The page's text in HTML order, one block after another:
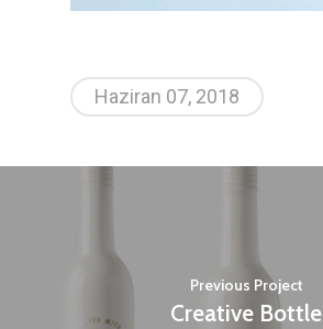
Haziran 07, 2018
Previous Project
Creative Bottle